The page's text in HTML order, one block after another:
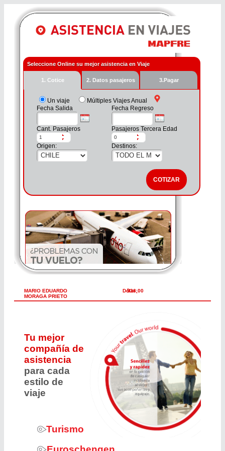
Seleccione Online su mejor asistencia en Viaje
1. Cotice 2. Datos pasajeros 3.Pagar
Un viaje
Múltiples Viajes Anual
Fecha Salida
Fecha Regreso
Cant. Pasajeros Pasajeros Tercera Edad
Origen: Destinos:
MARIO EDUARDO
MORAGA PRIETO
Dólar:
926,00
Tu mejor
compañía de
asistencia
para cada
estilo de
viaje
Turismo